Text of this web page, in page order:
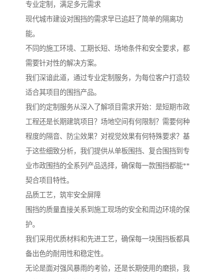
专业定制，满足多元需求
现代城市建设对围挡的需求早已追赶了简单的隔离功
能。
不同的施工环境、工期长短、场地条件和安全要求，都
需要针对性的解决方案。
我们深谙此道，通过专业定制服务，为每位客户打造较
适合其项目的围挡产品。
我们的定制服务从深入了解项目需求开始：是短期市政
工程还是长期建筑项目？场地空间有何限制？需要何种
程度的隔音、防尘效果？对视觉效果有何特殊要求？基
于这些细致分析，我们提供从单板围挡、复合围挡到专
业市政围挡的全系列产品选择，确保每一款围挡都能**
契合项目特性。
品质工艺，筑牢安全屏障
围挡的质量直接关系到施工现场的安全和周边环境的保
护。
我们采用优质材料和先进工艺，确保每一块围挡板都具
备出色的耐用性和稳定性。
无论是面对强风暴雨的考验，还是长期使用的磨损，我